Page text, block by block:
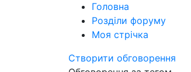
Головна
Розділи форуму
Моя стрічка
Створити обговорення